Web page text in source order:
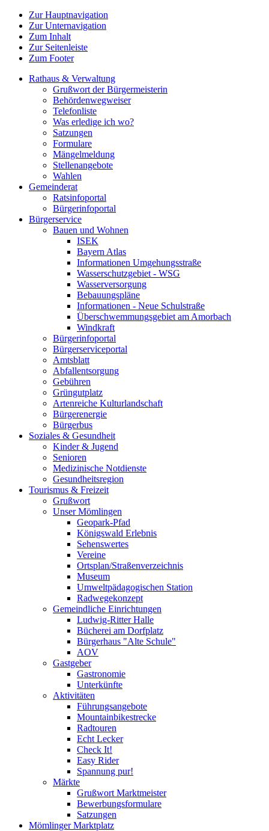
Zur Hauptnavigation
Zur Unternavigation
Zum Inhalt
Zur Seitenleiste
Zum Footer
Rathaus & Verwaltung
Grußwort der Bürgermeisterin
Behördenwegweiser
Telefonliste
Was erledige ich wo?
Satzungen
Formulare
Mängelmeldung
Stellenangebote
Wahlen
Gemeinderat
Ratsinfoportal
Bürgerinfoportal
Bürgerservice
Bauen und Wohnen
ISEK
Bayern Atlas
Informationen Umgehungsstraße
Wasserschutzgebiet - WSG
Wasserversorgung
Bebauungspläne
Informationen - Neue Schulstraße
Überschwemmungsgebiet am Amorbach
Windkraft
Bürgerinfoportal
Bürgerserviceportal
Amtsblatt
Abfallentsorgung
Gebühren
Grüngutplatz
Artenreiche Kulturlandschaft
Bürgerenergie
Bürgerbus
Soziales & Gesundheit
Kinder & Jugend
Senioren
Medizinische Notdienste
Gesundheitsregion
Tourismus & Freizeit
Grußwort
Unser Mömlingen
Geopark-Pfad
Königswald Erlebnis
Sehenswertes
Vereine
Ortsplan/Straßenverzeichnis
Museum
Umweltpädagogischen Station
Radwegekonzept
Gemeindliche Einrichtungen
Ludwig-Ritter Halle
Bücherei am Dorfplatz
Bürgerhaus "Alte Schule"
AOV
Gastgeber
Gastronomie
Unterkünfte
Aktivitäten
Führungsangebote
Mountainbikestrecke
Radtouren
Echt Lecker
Check It!
Easy Rider
Spannung pur!
Märkte
Grußwort Marktmeister
Bewerbungsformulare
Satzungen
Mömlinger Marktplatz